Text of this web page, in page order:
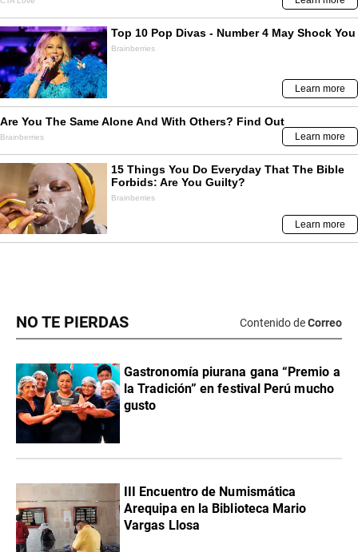
NO TE PIERDAS Contenido deCorreo
Gastronomía piurana gana “Premio a
la Tradición” en festival Perú mucho
gusto
III Encuentro de Numismática
Arequipa en la Biblioteca Mario
Vargas Llosa